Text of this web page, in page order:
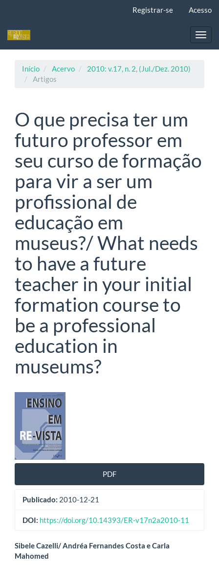
principal
Registrar-se Acesso
Início Acervo
2010: v.17, n. 2, (Jul./Dez. 2010)
Artigos
O que precisa ter um
futuro professor em
seu curso de formação
para vir a ser um
profissional de
educação em
museus?/ What needs
to have a future
teacher in your initial
formation course to
be a professional
education in
museums?
Barra
lateral
de
artigos
PDF
Publicado: 2010-12-21
DOI: https://doi.org/10.14393/ER-v17n2a2010-11
Conteúdo
Sibele Cazelli/ Andréa Fernandes Costa e Carla
Mahomed